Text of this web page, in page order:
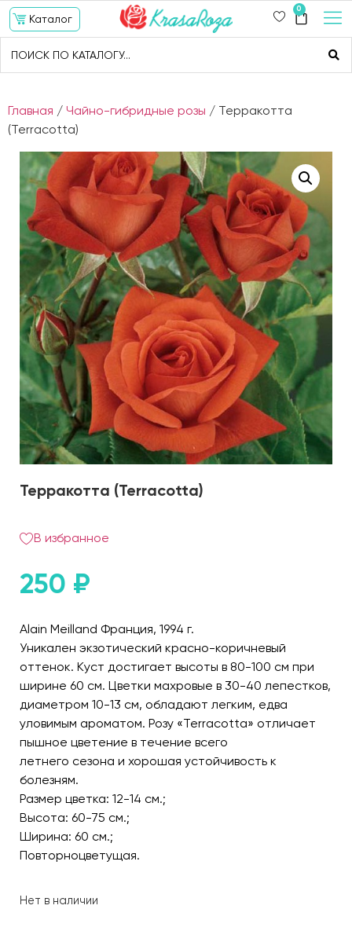
Каталог
0
Главная / Чайно-гибридные розы / Терракотта
(Terracotta)
Терракотта (Terracotta)
В избранное
250 ₽
Alain Meilland Франция, 1994 г.
Уникален экзотический красно-коричневый
оттенок. Куст достигает высоты в 80-100 см при
ширине 60 см. Цветки махровые в 30-40 лепестков,
диаметром 10-13 см, обладают легким, едва
уловимым ароматом. Розу «Terracotta» отличает
пышное цветение в течение всего
летнего сезона и хорошая устойчивость к
болезням.
Размер цветка: 12-14 см.;
Высота: 60-75 см.;
Ширина: 60 см.;
Повторноцветущая.
Нет в наличии